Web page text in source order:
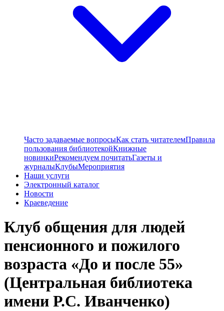
Часто задаваемые вопросыКак стать читателемПравила
пользования библиотекойКнижные
новинкиРекомендуем почитатьГазеты и
журналыКлубыМероприятия
Наши услуги
Электронный каталог
Новости
Краеведение
Клуб общения для людей
пенсионного и пожилого
возраста «До и после 55»
(Центральная библиотека
имени Р.С. Иванченко)